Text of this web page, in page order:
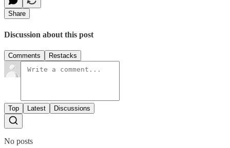
Share
Discussion about this post
Comments Restacks
Top Latest Discussions
No posts